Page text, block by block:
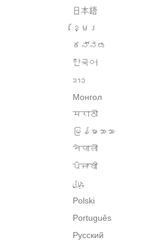
日本語
ខ្មែរ
ಕನ್ನಡ
한국어
ລາວ
Монгол
मराठी
မြန်မာဘာသာ
नेपाली
ਪੰਜਾਬੀ
پنجابی
Polski
Português
Русский